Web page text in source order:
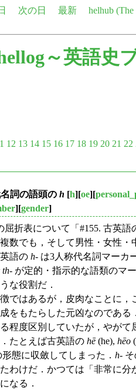
次の日 最新
helhub
～英語史
12 13 14 15 16 17 18 19 20 21 22
詞の語頭の h [h][oe][
][gender]
折表について「#155. 古英語
数でも，そして男性・女性
語の h- は3人称代名詞マーカ
th- が定的・指示的な語類のマ
な役割だ．
ではあるが，皮肉なことに，
をもたらした元凶なのである
程度区別していたが，やが
たとえば古英語の hē(he), hēo
態に収斂してしまった． h-
わけだ．かつては「非常に
なる．